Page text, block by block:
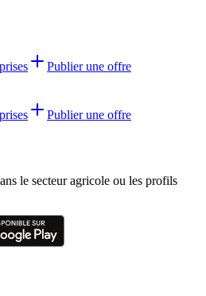
Publier une offre
Publier une offre
le secteur agricole ou les profils